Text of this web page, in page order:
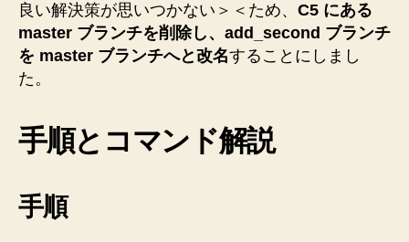
良い解決策が思いつかない＞＜ため、 C5 にある
master ブランチを削除し、add_second ブランチ
を master ブランチへと改名することにしまし
た。
手順とコマンド解説
手順